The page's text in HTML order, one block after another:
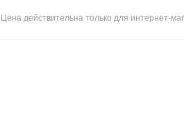
Цена действительна только для интернет-